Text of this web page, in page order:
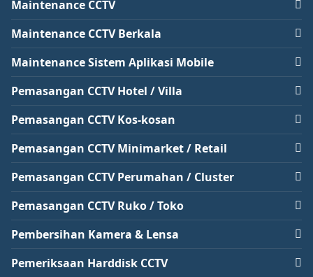
Maintenance CCTV
Maintenance CCTV Berkala
Maintenance Sistem Aplikasi Mobile
Pemasangan CCTV Hotel / Villa
Pemasangan CCTV Kos-kosan
Pemasangan CCTV Minimarket / Retail
Pemasangan CCTV Perumahan / Cluster
Pemasangan CCTV Ruko / Toko
Pembersihan Kamera & Lensa
Pemeriksaan Harddisk CCTV